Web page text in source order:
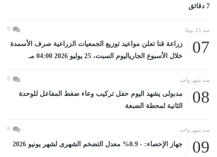
7 دقائق
منذ 15 يومًا 0
07
زراعة قنا تعلن مواعيد توزيع الجمعيات الزراعية صرف الأسمدة
خلال الأسبوع الجارياليوم السبت، 25 يوليو 2026 04:00 مـ
منذ شهر واحد 0
08
مدبولى يشهد اليوم حفل تركيب وعاء ضغط المفاعل للوحدة
الثانية لمحطة الضبعة
منذ شهر واحد 0
09 جهاز الإحصاء: - 0.9% معدل التضخم الشهرى لشهر يونيو 2026